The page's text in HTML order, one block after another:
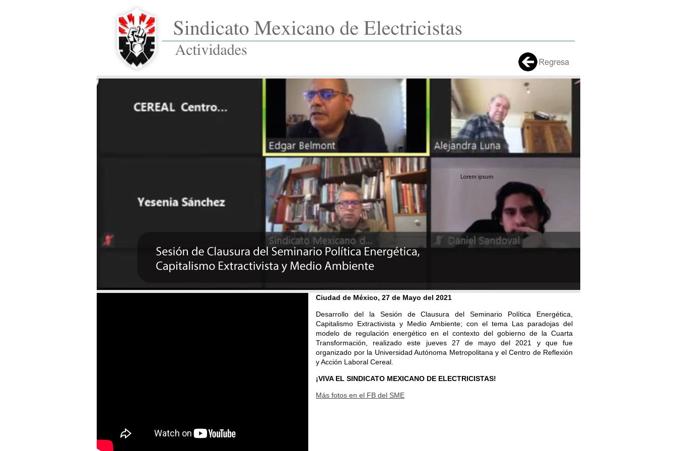
Ciudad de México, 27 de Mayo del 2021
Desarrollo del la Sesión de Clausura del Seminario Política Energética,
Capitalismo Extractivista y Medio Ambiente; con el tema Las paradojas del
modelo de regulación energético en el contexto del gobierno de la Cuarta
Transformación, realizado este jueves 27 de mayo del 2021 y que fue
organizado por la Universidad Autónoma Metropolitana y el Centro de Reflexión
y Acción Laboral Cereal.
¡VIVA EL SINDICATO MEXICANO DE ELECTRICISTAS!
Más fotos en el FB del SME